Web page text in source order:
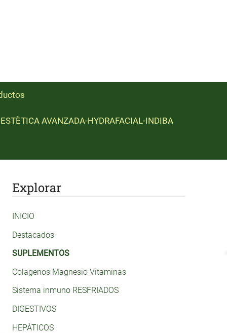
ESTÈTICA AVANZADA-HYDRAFACIAL-INDIBA
Explorar
INICIO
Destacados
SUPLEMENTOS
Colagenos Magnesio Vitaminas
Sistema inmuno RESFRIADOS
DIGESTIVOS
HEPÀTICOS